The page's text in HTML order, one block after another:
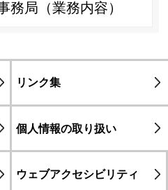
務局（業務内容）
リンク集
個人情報の取り扱い
ウェブアクセシビリティ